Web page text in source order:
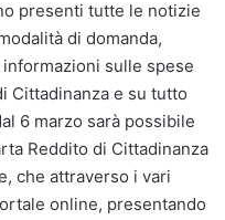
presenti tutte le notizie
di domanda,
sulle spese
Cittadinanza e su tutto
6 marzo sarà possibile
Reddito di Cittadinanza
che attraverso i vari
online, presentando